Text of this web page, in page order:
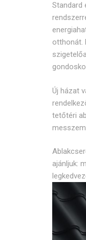
Standard
otthonát.
Új házat
tetőtéri
ajánljuk: